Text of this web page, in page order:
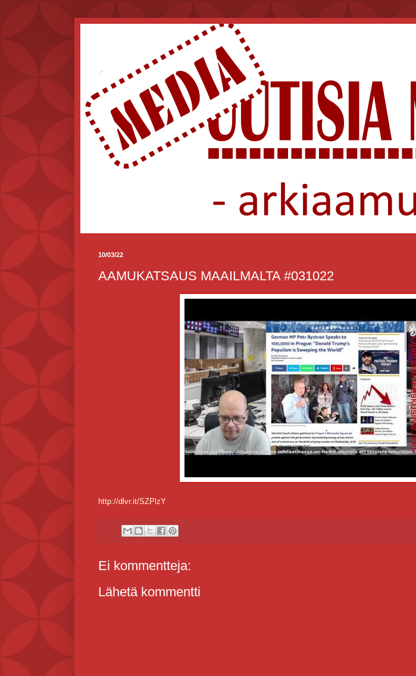
.
10/03/22
AAMUKATSAUS MAAILMALTA #031022
http://dlvr.it/SZPlzY
Ei kommentteja:
Lähetä kommentti